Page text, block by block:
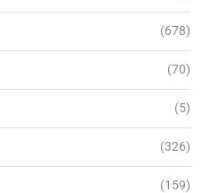
(678)
(70)
(5)
(326)
(159)